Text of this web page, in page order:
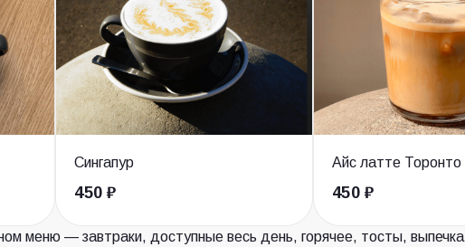
Сингапур
450 ₽
Айс латте Торонто
450 ₽
меню — завтраки, доступные весь день, горячее, тосты, выпечка